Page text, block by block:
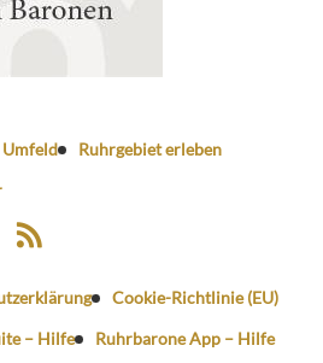
Umfeld
Ruhrgebiet erleben
Cookie-Richtlinie (EU)
– Hilfe
Ruhrbarone App – Hilfe